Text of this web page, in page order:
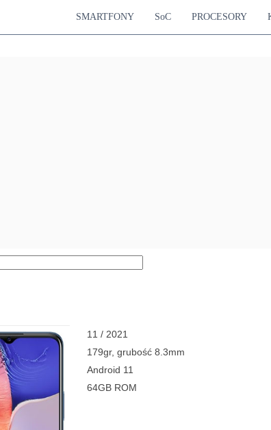
SMARTFONY SoC PROCESORY
11 / 2021
179gr, grubość 8.3mm
Android 11
64GB ROM